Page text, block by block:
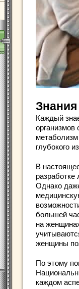
Каждый
организмов
глубокого
В
Однако
большей
на
женщины
По этому
каждом